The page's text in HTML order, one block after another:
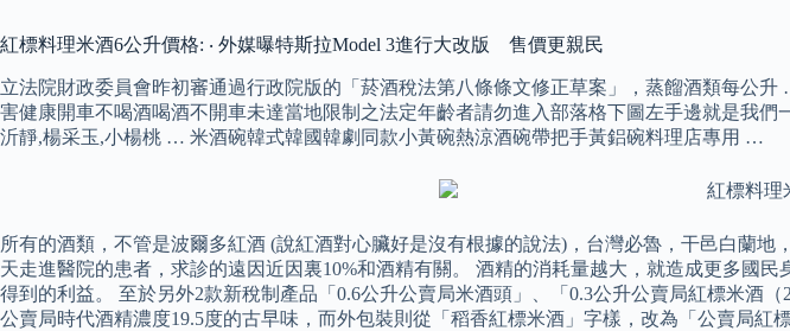
紅標料理米酒6公升價格: ‧ 外媒曝特斯拉Model 3進行大改版 售價更親民
立法院財政委員會昨初審通過行政院版的「菸酒稅法第八條條文修正草案」，蒸餾酒類每公
害健康開車不喝酒喝酒不開車未達當地限制之法定年齡者請勿進入部落格下圖左手邊就是我
沂靜,楊采玉,小楊桃 … 米酒碗韓式韓國韓劇同款小黃碗熱涼酒碗帶把手黃鋁碗料理店專用 …
所有的酒類，不管是波爾多紅酒 (說紅酒對心臟好是沒有根據的說法)，台灣必魯，干邑白蘭
天走進醫院的患者，求診的遠因近因裏10%和酒精有關。 酒精的消耗量越大，就造成更多國
得到的利益。 至於另外2款新稅制產品「0.6公升公賣局米酒頭」、「0.3公升公賣局紅標米酒
公賣局時代酒精濃度19.5度的古早味，而外包裝則從「稻香紅標米酒」字樣，改為「公賣局